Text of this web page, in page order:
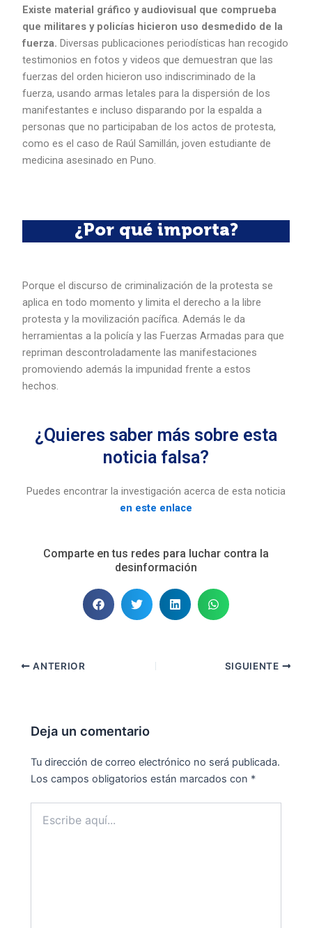
Existe material gráfico y audiovisual que comprueba
que militares y policías hicieron uso desmedido de la
fuerza.Diversas publicaciones periodísticas han recogido
testimonios en fotos y videos que demuestran que las
fuerzas del orden hicieron uso indiscriminado de la
fuerza, usando armas letales para la dispersión de los
manifestantes e incluso disparando por la espalda a
personas que no participaban de los actos de protesta,
como es el caso de Raúl Samillán, joven estudiante de
medicina asesinado en Puno.
¿Por qué importa?
Porque el discurso de criminalización de la protesta se
aplica en todo momento y limita el derecho a la libre
protesta y la movilización pacífica. Además le da
herramientas a la policía y las Fuerzas Armadas para que
repriman descontroladamente las manifestaciones
promoviendo además la impunidad frente a estos
hechos.
¿Quieres saber más sobre esta
noticia falsa?
Puedes encontrar la investigación acerca de esta noticia
en este enlace
Comparte en tus redes para luchar contra la
desinformación
ANTERIOR SIGUIENTE
Deja un comentario
Tu dirección de correo electrónico no será publicada.
Los campos obligatorios están marcados con *
aquí...